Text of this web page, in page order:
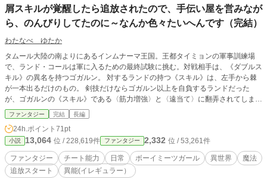
屑スキルが覚醒したら追放されたので、手伝い屋を営みなが
ら、のんびりしてたのに～なんか色々たいへんです（完結）
わたなべ ゆたか
タムール大陸の南よりにあるインムナーマ王国。王都タイミョンの軍事訓練場
で、ランド・コールは軍に入るための最終試験に挑む。対戦相手は、《ダブルス
キル》の異名を持つゴガルン。 対するランドの持つ《スキル》は、左手から棘
が一本出るだけのもの。 剣技だけならゴガルン以上を自負するランドだった
が、ゴガルンの《スキル》である〈筋力増強〉と〈遠当て〉に翻弄されてしま
う。敗北する寸前にランドの《スキル》が真の力を発揮し、ゴガルンに勝つこと
ができた。だが、それが原因で、ランドは王都を追い出されてしまった。移住し
た村で、〝手伝い屋〟として、のんびりとした生活を送っていた。だが、村に来
た領地の騎士団に所属する騎馬が、ランドの生活が一変する切っ掛けとなる―
―。チート系スキル持ちの主人公のファンタジーです。楽しんで頂けたら、幸い
です。 よろしくお願いします！ （7/15追記 一晩でお気に入りが一気に増えて
おりました。２４Hポイントが2683！ ありがとうございます！ （９／９追
ファンタジー 完結 長編
24h.ポイント 71pt
小説 13,064 位 / 228,619件 ファンタジー 2,332 位 / 53,261件
ファンタジー チート能力 日常 ボーイミーツガール 異世界
魔法
追放スタート
異能(イレギュラー）